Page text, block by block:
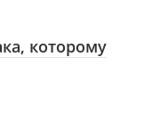
которому